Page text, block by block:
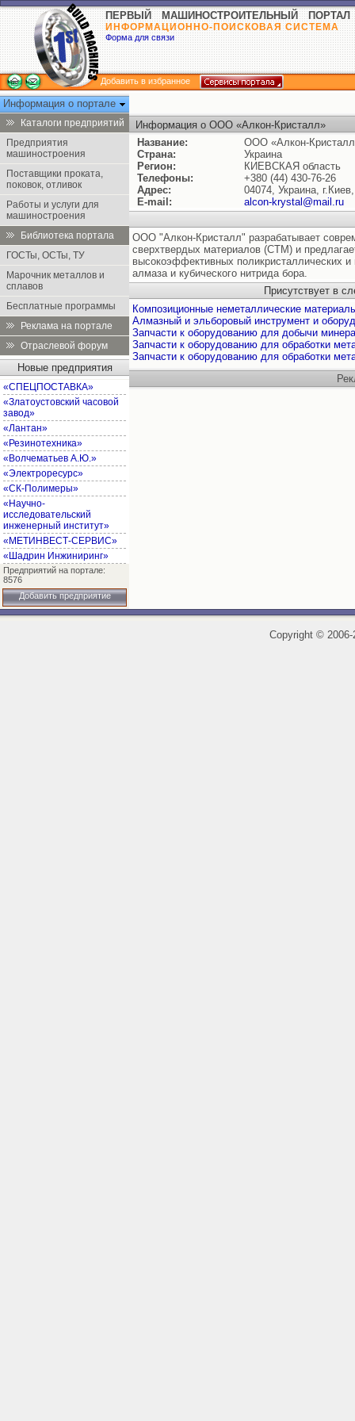
ПЕРВЫЙ МАШИНОСТРОИТЕЛЬНЫЙ ПОРТАЛ
ИНФОРМАЦИОННО-ПОИСКОВАЯ СИСТЕМА
Форма для связи
Добавить в избранное
Информация о портале
Каталоги предприятий
Предприятия
машиностроения
Поставщики проката,
поковок, отливок
Работы и услуги для
машиностроения
Библиотека портала
ГОСТы, ОСТы, ТУ
Марочник металлов и
сплавов
Бесплатные программы
Реклама на портале
Отраслевой форум
Новые предприятия
«СПЕЦПОСТАВКА»
«Златоустовский часовой
завод»
«Лантан»
«Резинотехника»
«Волчематьев А.Ю.»
«Электроресурс»
«СК-Полимеры»
«Научно-
исследовательский
инженерный институт»
«МЕТИНВЕСТ-СЕРВИС»
«Шадрин Инжиниринг»
Предприятий на портале:
8576
Добавить предприятие
Информация о ООО «Алкон-Кристалл»
Название:
ООО «Алкон-
Страна:
Украина
Регион:
КИЕВСКАЯ область
Телефоны:
+380 (44) 430-76-26
Адрес:
04074, Украина,
E-mail:
alcon-krystal@mail.ru
ООО "Алкон-Кристалл" разрабатывает
сверхтвердых материалов (СТМ) и
высокоэффективных поликристаллических
алмаза и кубического нитрида бора.
Присутствует в
Композиционные неметаллические
Алмазный и эльборовый инструмент и
Запчасти к оборудованию для добычи
Запчасти к оборудованию для обработки
Запчасти к оборудованию для обработки
Copyright ©